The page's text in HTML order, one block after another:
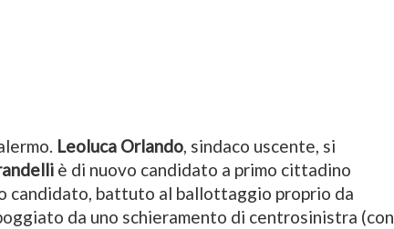
Leoluca Orlando, sindaco uscente, si
è di nuovo candidato a primo cittadino
candidato, battuto al ballottaggio proprio da
da uno schieramento di centrosinistra (con